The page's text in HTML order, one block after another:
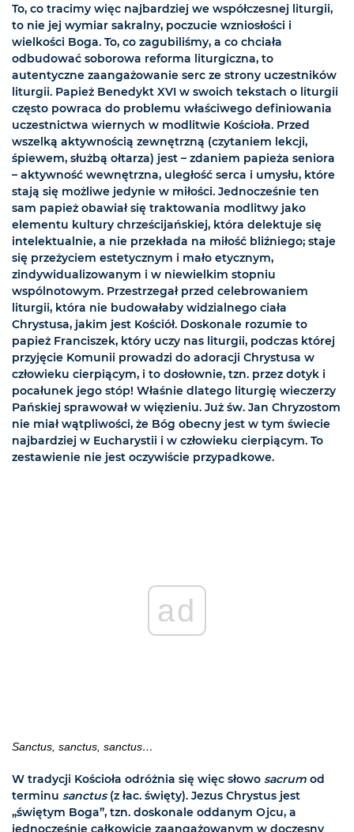
To, co tracimy więc najbardziej we współczesnej liturgii,
to nie jej wymiar sakralny, poczucie wzniosłości i
wielkości Boga. To, co zagubiliśmy, a co chciała
odbudować soborowa reforma liturgiczna, to
autentyczne zaangażowanie serc ze strony uczestników
liturgii. Papież Benedykt XVI w swoich tekstach o liturgii
często powraca do problemu właściwego definiowania
uczestnictwa wiernych w modlitwie Kościoła. Przed
wszelką aktywnością zewnętrzną (czytaniem lekcji,
śpiewem, służbą ołtarza) jest – zdaniem papieża seniora
– aktywność wewnętrzna, uległość serca i umysłu, które
stają się możliwe jedynie w miłości. Jednocześnie ten
sam papież obawiał się traktowania modlitwy jako
elementu kultury chrześcijańskiej, która delektuje się
intelektualnie, a nie przekłada na miłość bliźniego; staje
się przeżyciem estetycznym i mało etycznym,
zindywidualizowanym i w niewielkim stopniu
wspólnotowym. Przestrzegał przed celebrowaniem
liturgii, która nie budowałaby widzialnego ciała
Chrystusa, jakim jest Kościół. Doskonale rozumie to
papież Franciszek, który uczy nas liturgii, podczas której
przyjęcie Komunii prowadzi do adoracji Chrystusa w
człowieku cierpiącym, i to dosłownie, tzn. przez dotyk i
pocałunek jego stóp! Właśnie dlatego liturgię wieczerzy
Pańskiej sprawował w więzieniu. Już św. Jan Chryzostom
nie miał wątpliwości, że Bóg obecny jest w tym świecie
najbardziej w Eucharystii i w człowieku cierpiącym. To
zestawienie nie jest oczywiście przypadkowe.
ad
Sanctus, sanctus, sanctus…
W tradycji Kościoła odróżnia się więc słowo sacrum od
terminu sanctus(z łac. święty). Jezus Chrystus jest
„świętym Boga”, tzn. doskonale oddanym Ojcu, a